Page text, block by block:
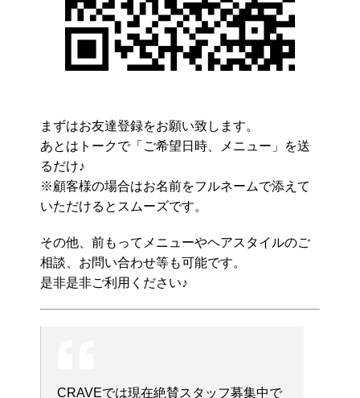
まずはお友達登録をお願い致します。
あとはトークで「ご希望日時、メニュー」を送
るだけ♪
※顧客様の場合はお名前をフルネームで添えて
いただけるとスムーズです。
その他、前もってメニューやヘアスタイルのご
相談、お問い合わせ等も可能です。
是非是非ご利用ください♪
CRAVEでは現在絶賛スタッフ募集中で